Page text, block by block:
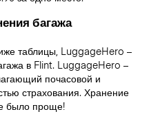
багажа
таблицы, LuggageHero –
в Flint. LuggageHero –
почасовой и
страхования. Хранение
было проще!